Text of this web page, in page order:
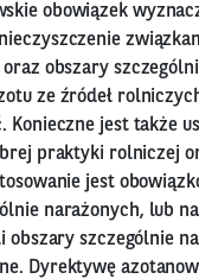
obowiązek
obszary
ze źródeł
Konieczne jest także
praktyki rolniczej
jest
narażonych, lub
obszary szczególnie
Dyrektywę